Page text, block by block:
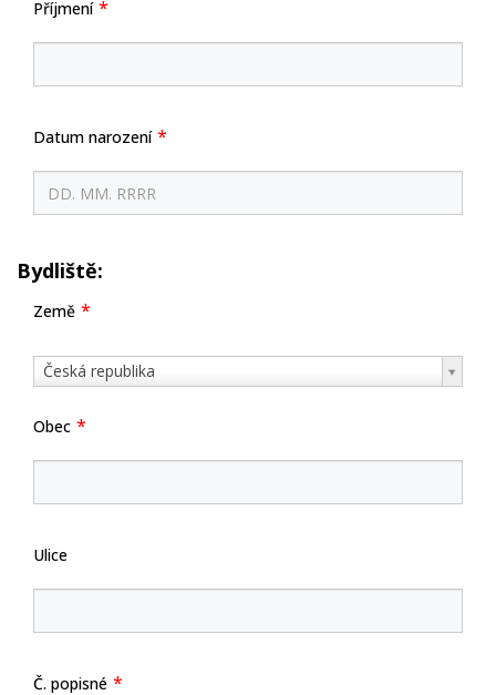
Příjmení
Datum narození
Bydliště:
Země
Česká republika
Země
Obec
Ulice
Č. popisné